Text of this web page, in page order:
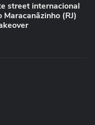
street internacional
(RJ)